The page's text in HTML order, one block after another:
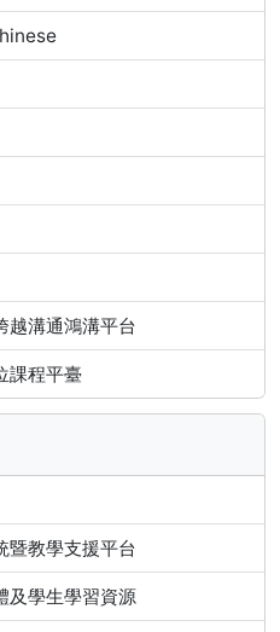
越溝通鴻溝平台
課程平臺
暨教學支援平台
及學生學習資源